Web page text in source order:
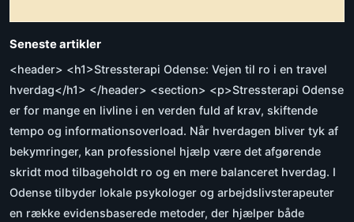
Seneste artikler
<header> <h1>Stressterapi Odense: Vejen til ro i en travel
hverdag</h1> </header> <section> <p>Stressterapi Odense
er for mange en livline i en verden fuld af krav, skiftende
tempo og informationsoverload. Når hverdagen bliver tyk af
bekymringer, kan professionel hjælp være det afgørende
skridt mod tilbageholdt ro og en mere balanceret hverdag. I
Odense tilbyder lokale psykologer og arbejdslivsterapeuter
en række evidensbaserede metoder, der hjælper både